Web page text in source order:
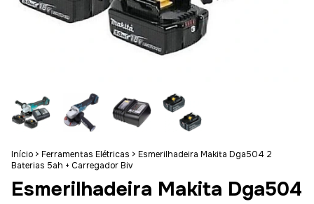
Início > Ferramentas Elétricas > Esmerilhadeira Makita Dga504 2
Baterias 5ah + Carregador Biv
Esmerilhadeira Makita Dga504